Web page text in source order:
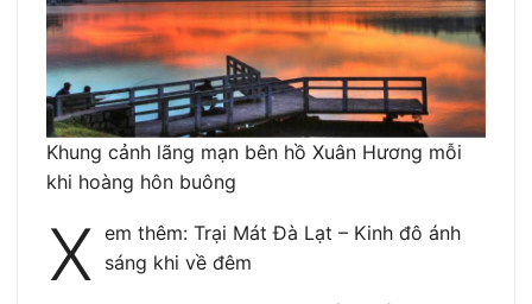
Khung cảnh lãng mạn bên hồ Xuân Hương mỗi
khi hoàng hôn buông
X em thêm: Trại Mát Đà Lạt – Kinh đô ánh
sáng khi về đêm